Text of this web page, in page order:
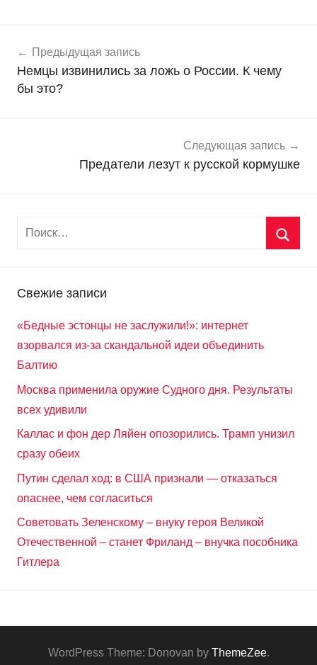
о
в
о
по
записям
Предыдущая запись
Немцы извинились за ложь о России. К чему
бы это?
Следующая запись
Предатели лезут к русской кормушке
Свежие записи
«Бедные эстонцы не заслужили!»: интернет
взорвался из-за скандальной идеи объединить
Балтию
Москва применила оружие Судного дня. Результаты
всех удивили
Каллас и фон дер Ляйен опозорились. Трамп унизил
сразу обеих
Путин сделал ход: в США признали — отказаться
опаснее, чем согласиться
Советовать Зеленскому – внуку героя Великой
Отечественной – станет Фриланд – внучка пособника
Гитлера
WordPress Theme: Donovan by ThemeZee.